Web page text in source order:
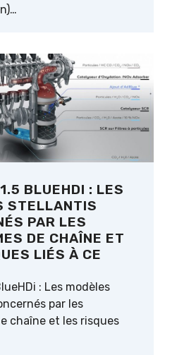
BLUEHDI : LES
STELLANTIS
PAR LES
DE CHAÎNE ET
LIÉS À CE
: Les modèles
par les
chaîne et les risques